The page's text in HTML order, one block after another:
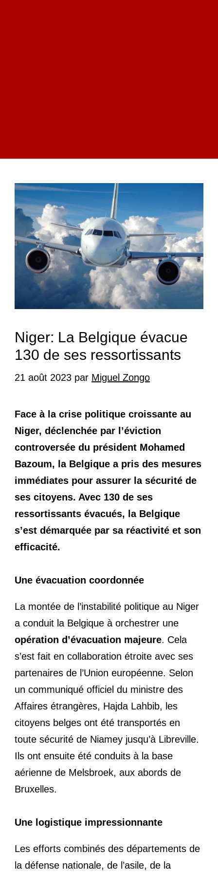
Niger: La Belgique évacue
130 de ses ressortissants
21 août 2023 par Miguel Zongo
Face à la crise politique croissante au
Niger, déclenchée par l’éviction
controversée du président Mohamed
Bazoum, la Belgique a pris des mesures
immédiates pour assurer la sécurité de
ses citoyens. Avec 130 de ses
ressortissants évacués, la Belgique
s’est démarquée par sa réactivité et son
efficacité.
Une évacuation coordonnée
La montée de l’instabilité politique au Niger
a conduit la Belgique à orchestrer une
opération d’évacuation majeure. Cela
s’est fait en collaboration étroite avec ses
partenaires de l’Union européenne. Selon
un communiqué officiel du ministre des
Affaires étrangères, Hajda Lahbib, les
citoyens belges ont été transportés en
toute sécurité de Niamey jusqu’à Libreville.
Ils ont ensuite été conduits à la base
aérienne de Melsbroek, aux abords de
Bruxelles.
Une logistique impressionnante
Les efforts combinés des départements de
la défense nationale, de l’asile, de la